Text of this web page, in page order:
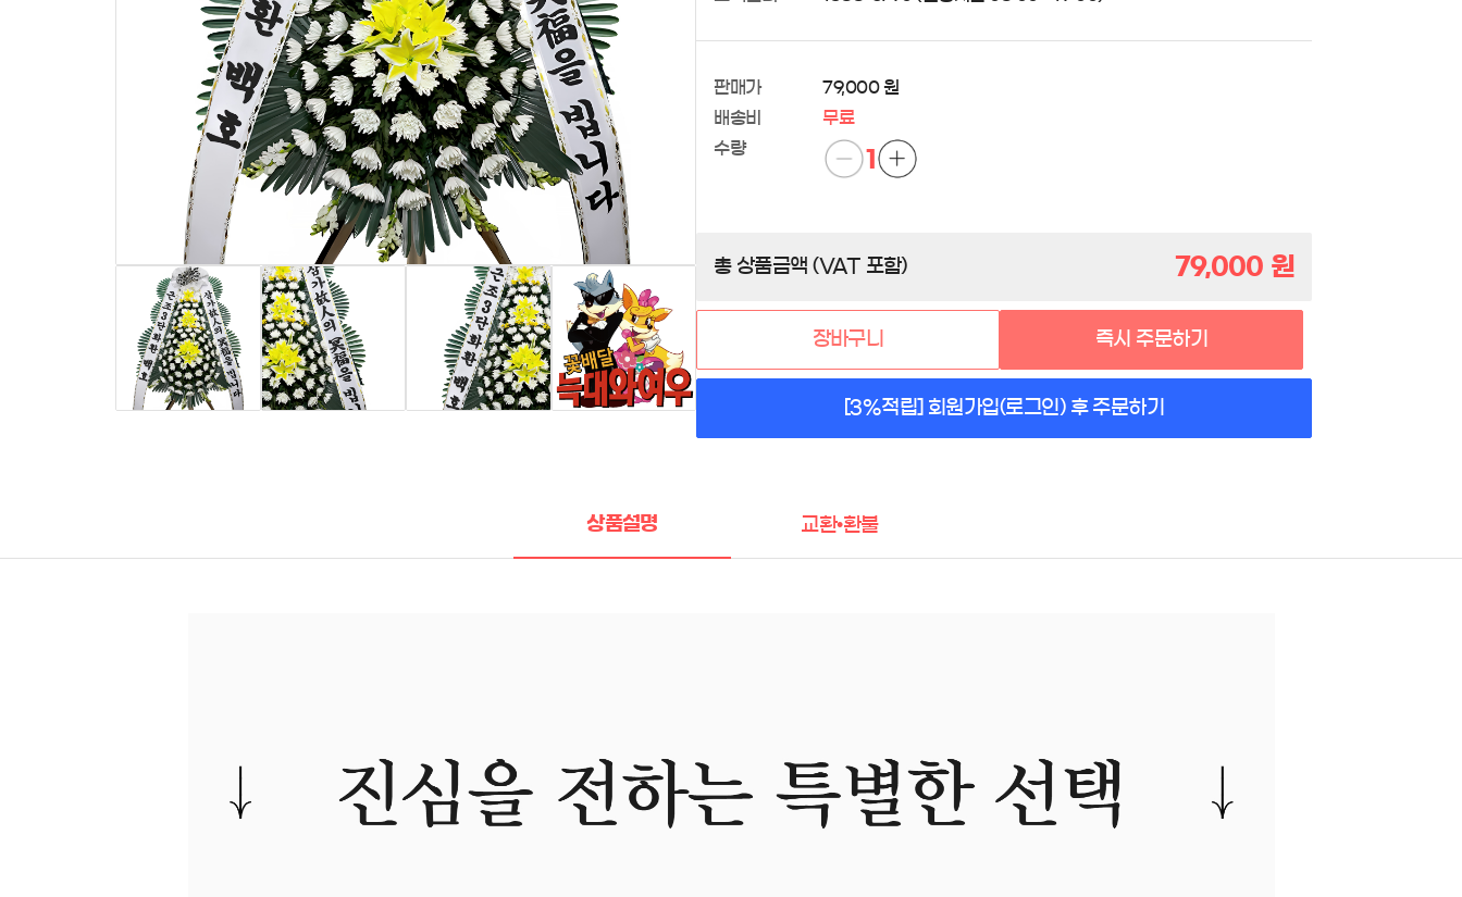
판매가
79,000 원
배송비
무료
수량
1
총 상품금액 (VAT 포함) 79,000 원
장바구니 즉시 주문하기
[3%적립] 회원가입(로그인) 후 주문하기
상품설명 교환•환불